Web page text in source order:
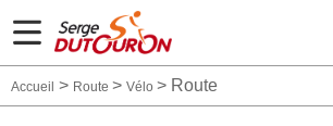
Accueil > Route > Vélo > Route